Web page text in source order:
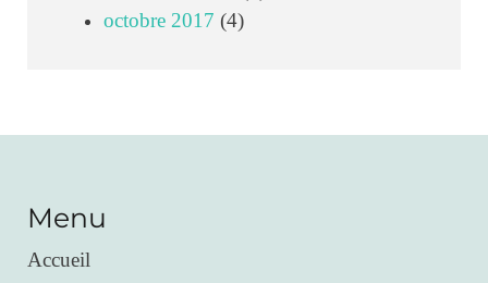
octobre 2017 (4)
Menu
Accueil